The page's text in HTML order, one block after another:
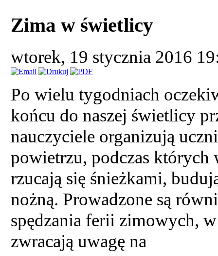
Zima w świetlicy
wtorek, 19 stycznia 2016
Po wielu tygodniach
końcu do naszej świetlicy
nauczyciele organizują
powietrzu, podczas których
rzucają się śnieżkami,
nożną. Prowadzone są
spędzania ferii zimowych,
zwracają uwagę na